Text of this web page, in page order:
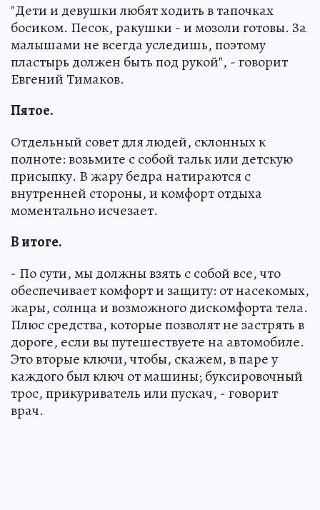
"Дети и девушки любят ходить в тапочках
босиком. Песок, ракушки - и мозоли готовы. За
малышами не всегда уследишь, поэтому
пластырь должен быть под рукой", - говорит
Евгений Тимаков.
Пятое.
Отдельный совет для людей, склонных к
полноте: возьмите с собой тальк или детскую
присыпку. В жару бедра натираются с
внутренней стороны, и комфорт отдыха
моментально исчезает.
В итоге.
- По сути, мы должны взять с собой все, что
обеспечивает комфорт и защиту: от насекомых,
жары, солнца и возможного дискомфорта тела.
Плюс средства, которые позволят не застрять в
дороге, если вы путешествуете на автомобиле.
Это вторые ключи, чтобы, скажем, в паре у
каждого был ключ от машины; буксировочный
трос, прикуриватель или пускач, - говорит
врач.